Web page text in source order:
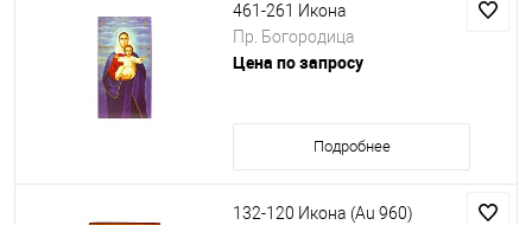
461-261 Икона
Пр. Богородица
Цена по запросу
Подробнее
132-120 Икона (Au 960)